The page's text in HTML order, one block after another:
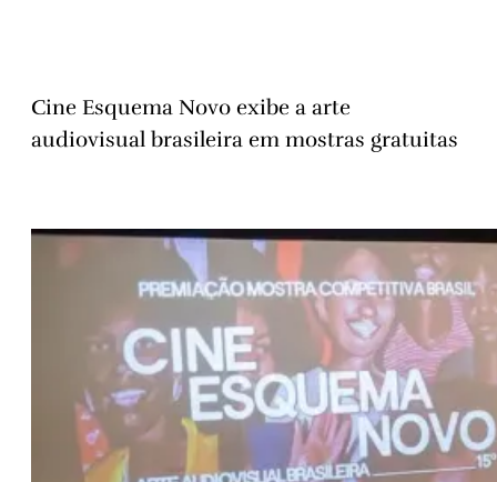
Cine Esquema Novo exibe a arte
audiovisual brasileira em mostras gratuitas